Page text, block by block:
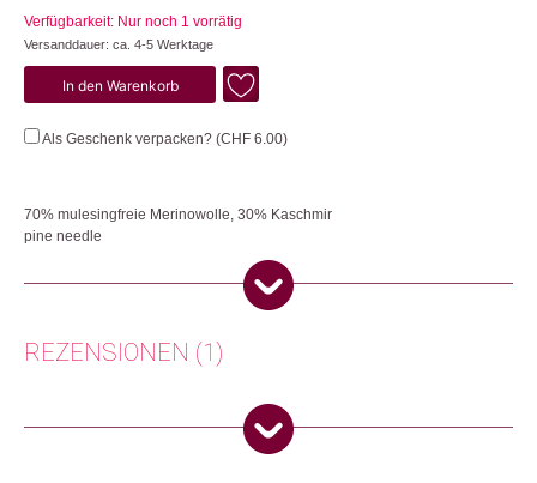
Verfügbarkeit: Nur noch 1 vorrätig
Versanddauer: ca. 4-5 Werktage
Horizon
Menge
In den Warenkorb
Als Geschenk verpacken? (CHF 6.00)
70% mulesingfreie Merinowolle, 30% Kaschmir
pine needle
Strickkollektion made by Changemaker! Weiches Kaschmirgarn gemischt
mit hochwertiger Merinowolle. Diese geschmeidigen Strickteile werden in
die Beschäftigung von Familien am Rande der Gesellschaft und legt dabei
besonderen Wert auf die aktive Beteiligung von Frauen, um deren
werden die Bildungs- und Entwicklungsprogramme der Arbeitenden und
deren Kinder unterstützt sowie unterprivilegierten Kindern in den Schulen
Nepals die Möglichkeit für eine Schulausbildung gewährleistet. Pflege:
REZENSIONEN (1)
(Verifizierter Käufer)